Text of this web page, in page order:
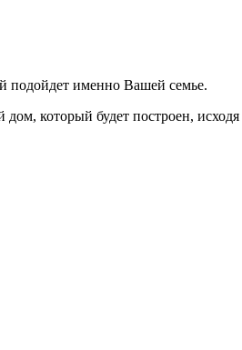
подойдет именно Вашей семье.
который будет построен,